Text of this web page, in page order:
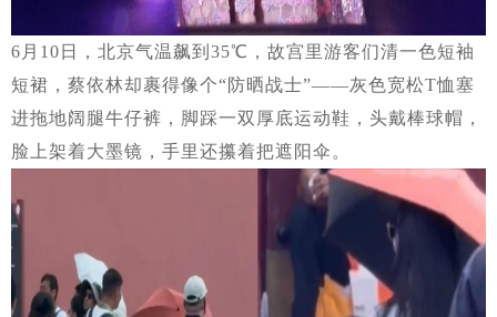
6月10日，北京气温飙到35℃，故宫里游客们清一色短袖
短裙，蔡依林却裹得像个“防晒战士”——灰色宽松T恤塞
进拖地阔腿牛仔裤，脚踩一双厚底运动鞋，头戴棒球帽，
脸上架着大墨镜，手里还攥着把遮阳伞。